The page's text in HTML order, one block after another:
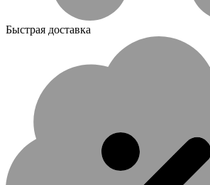
Быстрая доставка